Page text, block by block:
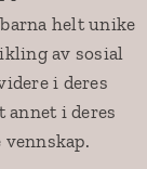
helt unike
av sosial
i deres
annet i deres